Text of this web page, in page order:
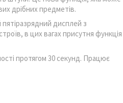
дрібних предметів.
дисплей з
в цих вагах присутня функція
протягом 30 секунд. Працює